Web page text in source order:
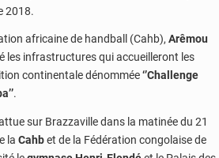
2018.
africaine de handball (Cahb), Arêmou
les infrastructures qui accueilleront les
continentale dénommée‘’Challenge
.
sur Brazzaville dans la matinée du 21
la Cahbet de la Fédération congolaise de